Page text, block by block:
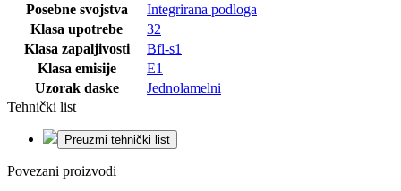
Posebne svojstva
Integrirana podloga
Klasa upotrebe
32
Klasa zapaljivosti
Bfl-s1
Klasa emisije
E1
Uzorak daske
Jednolamelni
Tehnički list
Preuzmi tehnički list
Povezani proizvodi